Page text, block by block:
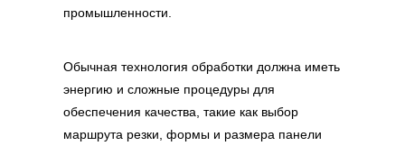
промышленности.
Обычная технология обработки должна иметь
энергию и сложные процедуры для
обеспечения качества, такие как выбор
маршрута резки, формы и размера панели